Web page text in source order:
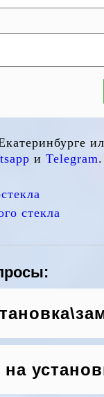
иTelegram.
стекла